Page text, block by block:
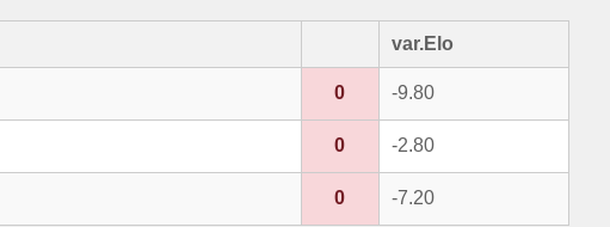
var.Elo
0 -9.80
0 -2.80
0 -7.20